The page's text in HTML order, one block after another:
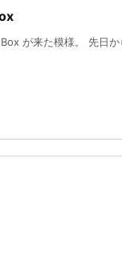
が来た模様。 先日か